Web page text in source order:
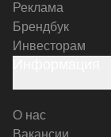
Реклама
Брендбук
Инвесторам
О нас